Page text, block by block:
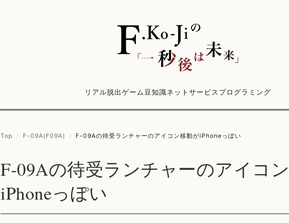
リアル脱出ゲーム豆知識ネットサービス プログラミング
Top / F-09A(F09A) / F-09Aの待受ランチャーのアイコン移動がiPhoneっぽい
F-09Aの待受ランチャーのアイコ
iPhoneっぽい